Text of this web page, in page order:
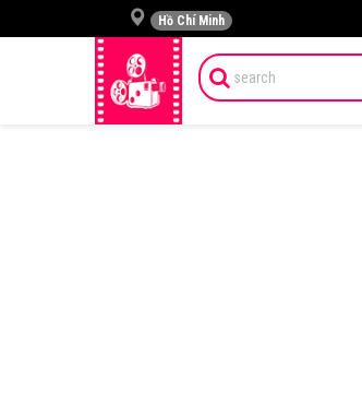
Hồ Chí Minh